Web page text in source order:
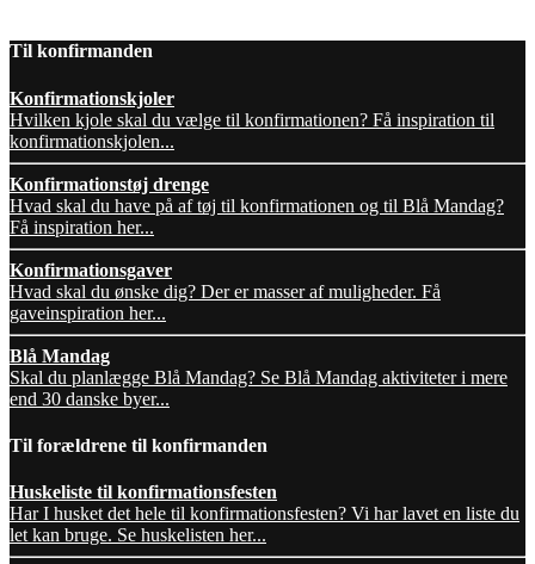
Til konfirmanden
Konfirmationskjoler
Hvilken kjole skal du vælge til konfirmationen? Få inspiration til
konfirmationskjolen...
Konfirmationstøj drenge
Hvad skal du have på af tøj til konfirmationen og til Blå Mandag?
Få inspiration her...
Konfirmationsgaver
Hvad skal du ønske dig? Der er masser af muligheder. Få
gaveinspiration her...
Blå Mandag
Skal du planlægge Blå Mandag? Se Blå Mandag aktiviteter i mere
end 30 danske byer...
Til forældrene til konfirmanden
Huskeliste til konfirmationsfesten
Har I husket det hele til konfirmationsfesten? Vi har lavet en liste du
let kan bruge. Se huskelisten her...